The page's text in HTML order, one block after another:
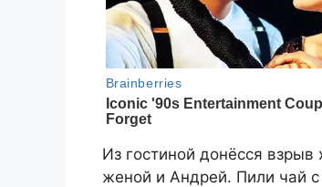
Из гостиной донёсся
женой и Андрей. Пили чай